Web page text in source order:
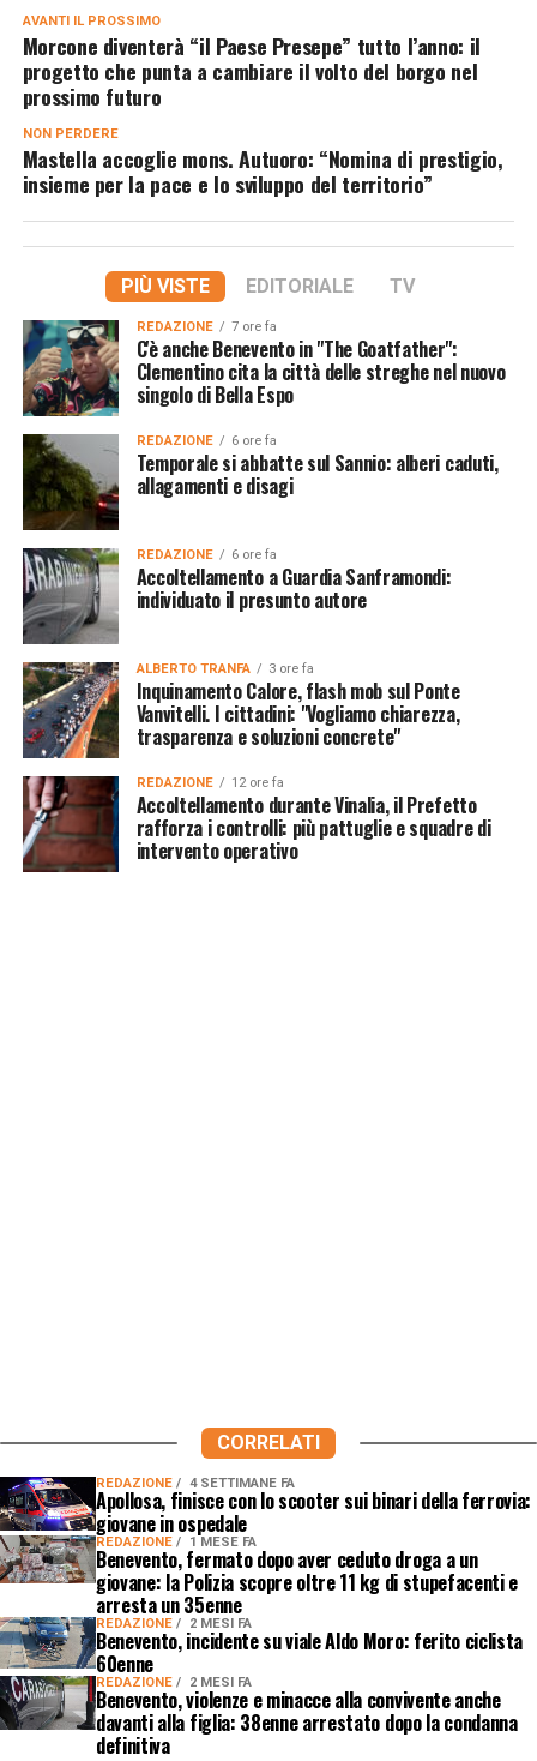
AVANTI IL ​​PROSSIMO
Morcone diventerà “il Paese Presepe” tutto l’anno: il
progetto che punta a cambiare il volto del borgo nel
prossimo futuro
NON PERDERE
Mastella accoglie mons. Autuoro: “Nomina di prestigio,
insieme per la pace e lo sviluppo del territorio”
PIÙ VISTE EDITORIALE TV
REDAZIONE 7 ore fa
C'è anche Benevento in "The Goatfather":
Clementino cita la città delle streghe nel nuovo
singolo di Bella Espo
REDAZIONE 6 ore fa
Temporale si abbatte sul Sannio: alberi caduti,
allagamenti e disagi
REDAZIONE 6 ore fa
Accoltellamento a Guardia Sanframondi:
individuato il presunto autore
ALBERTO TRANFA 3 ore fa
Inquinamento Calore, flash mob sul Ponte
Vanvitelli. I cittadini: "Vogliamo chiarezza,
trasparenza e soluzioni concrete"
REDAZIONE 12 ore fa
Accoltellamento durante Vinalia, il Prefetto
rafforza i controlli: più pattuglie e squadre di
intervento operativo
CORRELATI
REDAZIONE 4 SETTIMANE FA
Apollosa, finisce con lo scooter sui binari della ferrovia:
giovane in ospedale
REDAZIONE 1 MESE FA
Benevento, fermato dopo aver ceduto droga a un
giovane: la Polizia scopre oltre 11 kg di stupefacenti e
arresta un 35enne
REDAZIONE 2 MESI FA
Benevento, incidente su viale Aldo Moro: ferito ciclista
60enne
REDAZIONE 2 MESI FA
Benevento, violenze e minacce alla convivente anche
davanti alla figlia: 38enne arrestato dopo la condanna
definitiva